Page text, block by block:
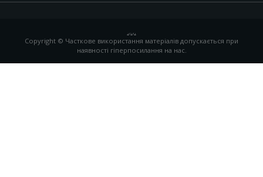
, ,
Copyright © Часткове використання матеріалів допускається при
наявності гіперпосилання на нас.